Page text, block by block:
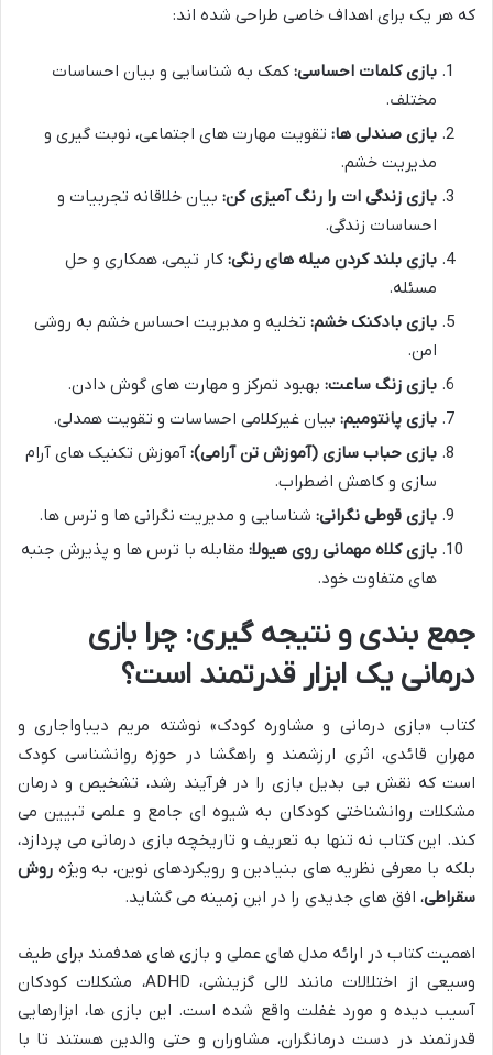
که هر یک برای اهداف خاصی طراحی شده اند:
بازی کلمات احساسی: کمک به شناسایی و بیان احساسات
مختلف.
بازی صندلی ها: تقویت مهارت های اجتماعی، نوبت گیری و
مدیریت خشم.
بازی زندگی ات را رنگ آمیزی کن: بیان خلاقانه تجربیات و
احساسات زندگی.
بازی بلند کردن میله های رنگی: کار تیمی، همکاری و حل
مسئله.
بازی بادکنک خشم: تخلیه و مدیریت احساس خشم به روشی
امن.
بازی زنگ ساعت: بهبود تمرکز و مهارت های گوش دادن.
بازی پانتومیم: بیان غیرکلامی احساسات و تقویت همدلی.
بازی حباب سازی (آموزش تن آرامی): آموزش تکنیک های آرام
سازی و کاهش اضطراب.
بازی قوطی نگرانی: شناسایی و مدیریت نگرانی ها و ترس ها.
بازی کلاه مهمانی روی هیولا: مقابله با ترس ها و پذیرش جنبه
های متفاوت خود.
جمع بندی و نتیجه گیری: چرا بازی
درمانی یک ابزار قدرتمند است؟
کتاب «بازی درمانی و مشاوره کودک» نوشته مریم دیباواجاری و
مهران قائدی، اثری ارزشمند و راهگشا در حوزه روانشناسی کودک
است که نقش بی بدیل بازی را در فرآیند رشد، تشخیص و درمان
مشکلات روانشناختی کودکان به شیوه ای جامع و علمی تبیین می
کند. این کتاب نه تنها به تعریف و تاریخچه بازی درمانی می پردازد،
بلکه با معرفی نظریه های بنیادین و رویکردهای نوین، به ویژه روش
سقراطی، افق های جدیدی را در این زمینه می گشاید.
اهمیت کتاب در ارائه مدل های عملی و بازی های هدفمند برای طیف
وسیعی از اختلالات مانند لالی گزینشی، ADHD، مشکلات کودکان
آسیب دیده و مورد غفلت واقع شده است. این بازی ها، ابزارهایی
قدرتمند در دست درمانگران، مشاوران و حتی والدین هستند تا با